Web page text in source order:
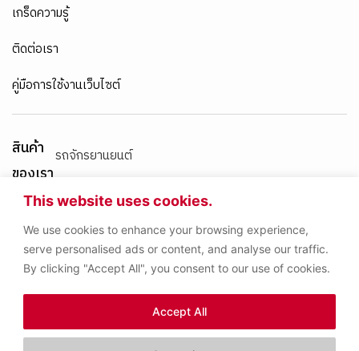
This website uses cookies.
We use cookies to enhance your browsing experience,
serve personalised ads or content, and analyse our traffic.
By clicking "Accept All", you consent to our use of cookies.
Accept All
เกร็ดความรู้
ติดต่อเรา
คู่มือการใช้งานเว็บไซต์
สินค้า
ของเรา
รถจักรยานยนต์
เครื่องยนต์เบนซิน
เครื่องยนต์ดีเซล